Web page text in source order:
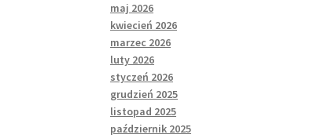
maj 2026
kwiecień 2026
marzec 2026
luty 2026
styczeń 2026
grudzień 2025
listopad 2025
październik 2025